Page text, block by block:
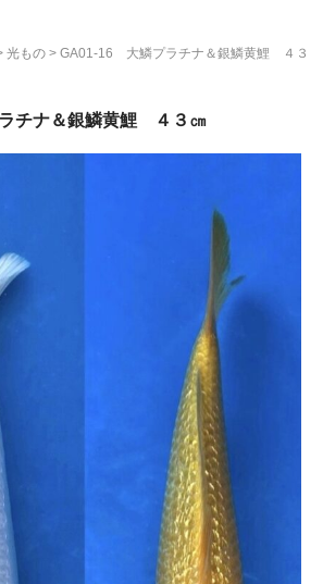
光もの > GA01-16 大鱗プラチナ＆銀鱗黄鯉 ４３
チナ＆銀鱗黄鯉 ４３㎝